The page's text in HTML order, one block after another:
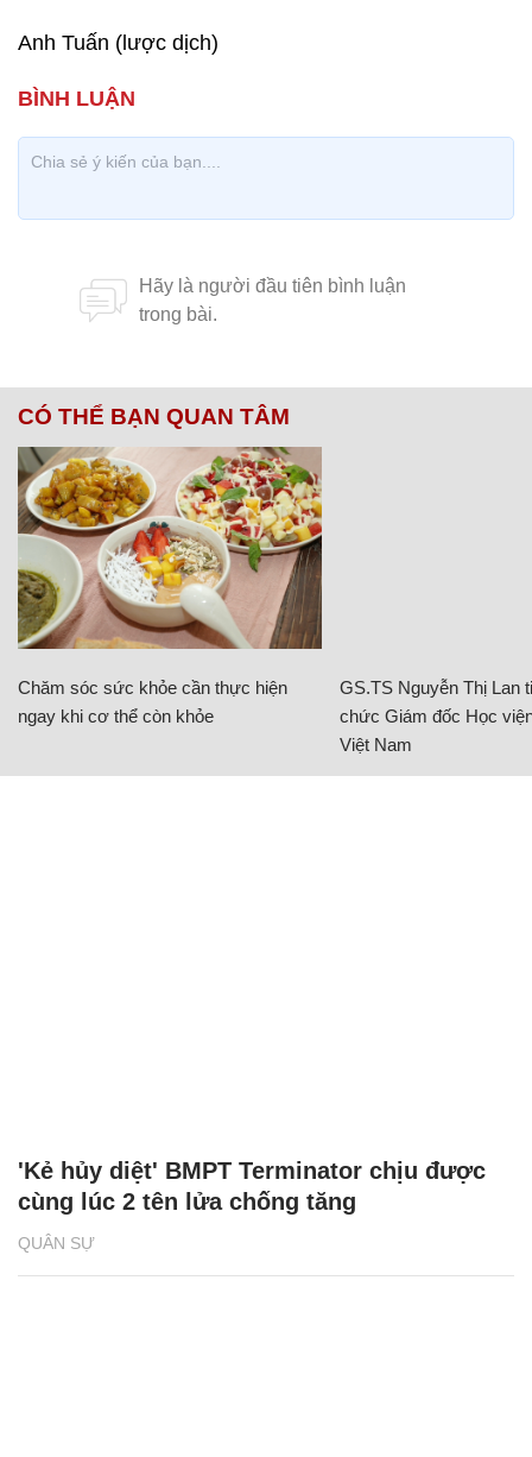
Anh Tuấn (lược dịch)
CÓ THỂ BẠN QUAN TÂM
Chăm sóc sức khỏe cần thực hiện
ngay khi cơ thể còn khỏe
GS.TS Nguyễn Thị Lan
chức Giám đốc Học
Việt Nam
QUÂN SỰ
'Kẻ hủy diệt' BMPT Terminator chịu được
cùng lúc 2 tên lửa chống tăng